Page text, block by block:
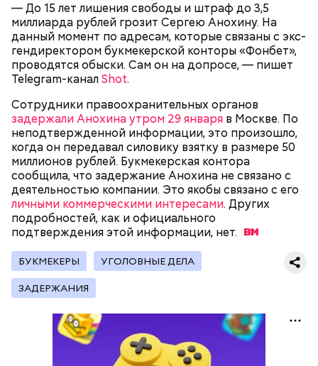
— До 15 лет лишения свободы и штраф до 3,5
миллиарда рублей грозит Сергею Анохину. На
данный момент по адресам, которые связаны с экс-
гендиректором букмекерской конторы «Фонбет»,
проводятся обыски. Сам он на допросе, — пишет
Telegram-каналShot.
Сотрудники правоохранительных органов
задержали Анохина утром 29 января в Москве. По
неподтвержденной информации, это произошло,
когда он передавал силовику взятку в размере 50
миллионов рублей. Букмекерская контора
сообщила, что задержание Анохина не связано с
деятельностью компании. Это якобы связано с его
личными коммерческими интересами. Других
подробностей, как и официального
подтверждения этой информации, нет.
БУКМЕКЕРЫ УГОЛОВНЫЕ ДЕЛА
ЗАДЕРЖАНИЯ
Молодого человека задержали. На первом же
допросе он признался, что планировал отравить
только отчима. Тогда следователи посчитали, что
которая в случае их смерти перешла бы сыну. Но
спустя несколько дней Миссюра заявил, что ранее
уже травил других людей.
Кто еще был жертвой Миссюры
Примечательно, что летом 2023 года на Мутаева
уже нападали возле Школы единоборств. Тогда
неизвестный несколько раз выстрелил в
спортсмена из травматического пистолета, а боец
открыл огоньв ответ.
Как идет расследование